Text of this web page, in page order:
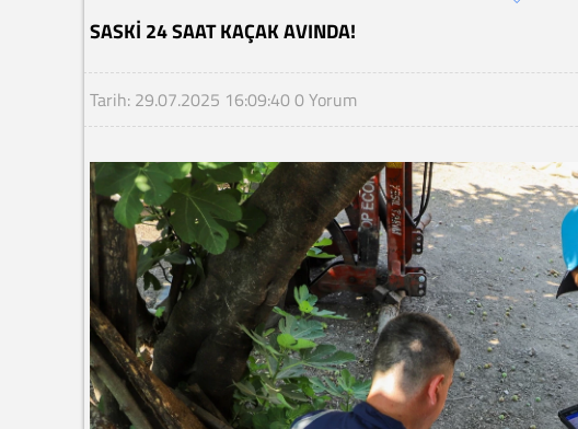
SASKİ 24 SAAT KAÇAK AVINDA!
Tarih: 29.07.2025 16:09:400 Yorum